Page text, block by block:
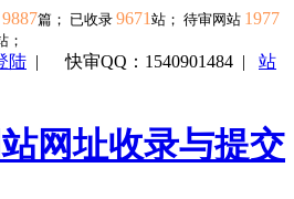
9887篇； 已收录 9671 站； 待审网站 1977
；
陆 |快审QQ：1540901484 | 站
网址收录与提交